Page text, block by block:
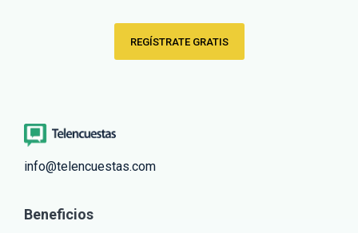
REGÍSTRATE GRATIS
info@telencuestas.com
Beneficios